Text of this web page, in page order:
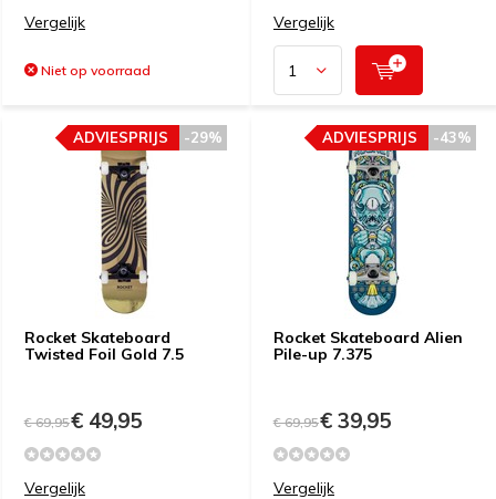
Vergelijk
Niet op voorraad
Vergelijk
Rocket Skateboard
Twisted Foil Gold 7.5
-29%
ADVIESPRIJS
€ 69,95€ 49,95
Vergelijk
Rocket Skateboard Alien
Pile-up 7.375
-43%
ADVIESPRIJS
€ 69,95€ 39,95
Vergelijk